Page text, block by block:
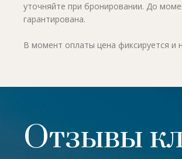
уточняйте при бронировании. До
гарантирована.
В момент оплаты цена фиксируется
Отзывы